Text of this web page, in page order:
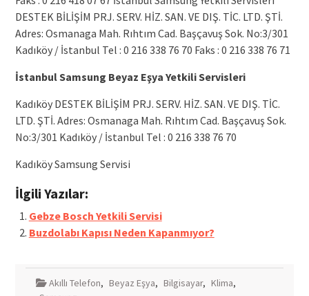
DESTEK BİLİŞİM PRJ. SERV. HİZ. SAN. VE DIŞ. TİC. LTD. ŞTİ.
Adres: Osmanaga Mah. Rıhtım Cad. Başçavuş Sok. No:3/301
Kadıköy / İstanbul Tel : 0 216 338 76 70 Faks : 0 216 338 76 71
İstanbul Samsung Beyaz Eşya Yetkili Servisleri
Kadıköy DESTEK BİLİŞİM PRJ. SERV. HİZ. SAN. VE DIŞ. TİC.
LTD. ŞTİ. Adres: Osmanaga Mah. Rıhtım Cad. Başçavuş Sok.
No:3/301 Kadıköy / İstanbul Tel : 0 216 338 76 70
Kadıköy Samsung Servisi
İlgili Yazılar:
Gebze Bosch Yetkili Servisi
Buzdolabı Kapısı Neden Kapanmıyor?
Akıllı Telefon, Beyaz Eşya, Bilgisayar, Klima,